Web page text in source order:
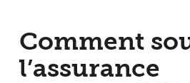
Comment
l’assurance